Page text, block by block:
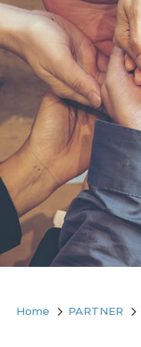
Home PARTNER